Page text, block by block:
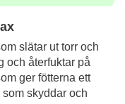
slätar ut torr och
och återfuktar på
ger fötterna ett
skyddar och